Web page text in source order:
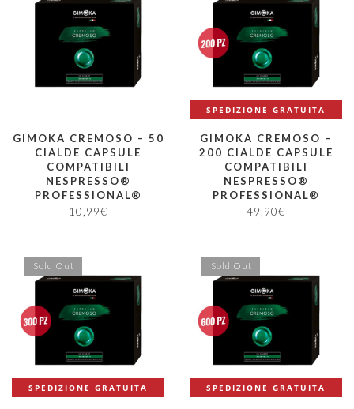
GIMOKA CREMOSO – 50
CIALDE CAPSULE
COMPATIBILI
NESPRESSO®
PROFESSIONAL®
10,99€
SPEDIZIONE GRATUITA
GIMOKA CREMOSO –
200 CIALDE CAPSULE
COMPATIBILI
NESPRESSO®
PROFESSIONAL®
49,90€
Sold Out
SPEDIZIONE GRATUITA
Sold Out
SPEDIZIONE GRATUITA